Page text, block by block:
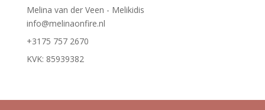
Melina van der Veen - Melikidis
info@melinaonfire.nl
+3175 757 2670
KVK: 85939382